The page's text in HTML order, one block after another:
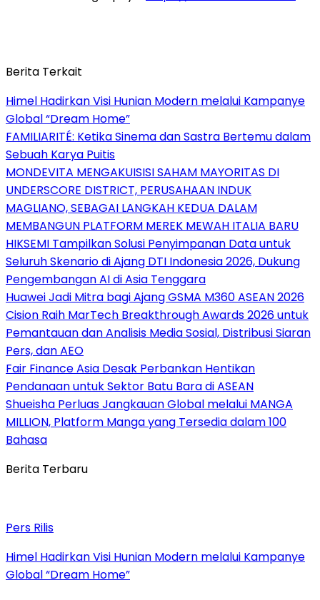
Berita Terkait
Himel Hadirkan Visi Hunian Modern melalui Kampanye
Global “Dream Home”
FAMILIARITÉ: Ketika Sinema dan Sastra Bertemu dalam
Sebuah Karya Puitis
MONDEVITA MENGAKUISISI SAHAM MAYORITAS DI
UNDERSCORE DISTRICT, PERUSAHAAN INDUK
MAGLIANO, SEBAGAI LANGKAH KEDUA DALAM
MEMBANGUN PLATFORM MEREK MEWAH ITALIA BARU
HIKSEMI Tampilkan Solusi Penyimpanan Data untuk
Seluruh Skenario di Ajang DTI Indonesia 2026, Dukung
Pengembangan AI di Asia Tenggara
Huawei Jadi Mitra bagi Ajang GSMA M360 ASEAN 2026
Cision Raih MarTech Breakthrough Awards 2026 untuk
Pemantauan dan Analisis Media Sosial, Distribusi Siaran
Pers, dan AEO
Fair Finance Asia Desak Perbankan Hentikan
Pendanaan untuk Sektor Batu Bara di ASEAN
Shueisha Perluas Jangkauan Global melalui MANGA
MILLION, Platform Manga yang Tersedia dalam 100
Bahasa
Berita Terbaru
Pers Rilis
Himel Hadirkan Visi Hunian Modern melalui Kampanye
Global “Dream Home”